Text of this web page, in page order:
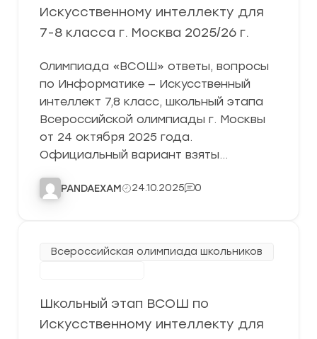
Искусственному интеллекту для
7-8 класса г. Москва 2025/26 г.
Олимпиада «ВСОШ» ответы, вопросы
по Информатике — Искусственный
интеллект 7,8 класс, школьный этапа
Всероссийской олимпиады г. Москвы
от 24 октября 2025 года.
Официальный вариант взяты…
PANDAEXAM 24.10.2025 0
Всероссийская олимпиада школьников
Школьный этап ВСОШ по
Искусственному интеллекту для